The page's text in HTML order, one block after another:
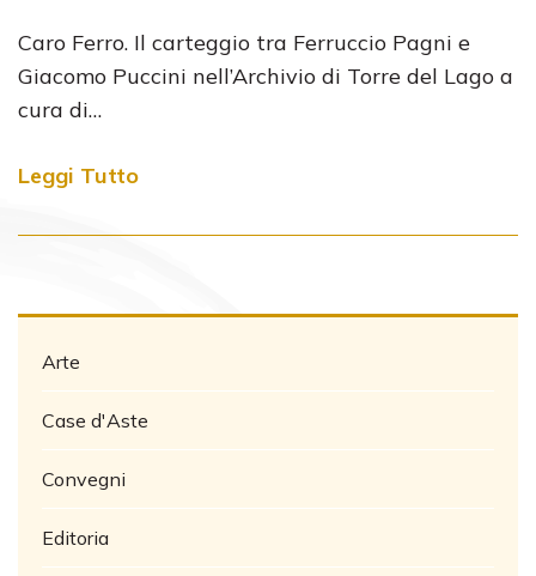
Caro Ferro. Il carteggio tra Ferruccio Pagni e
Giacomo Puccini nell’Archivio di Torre del Lago a
cura di…
Leggi Tutto
Arte
Case d'Aste
Convegni
Editoria